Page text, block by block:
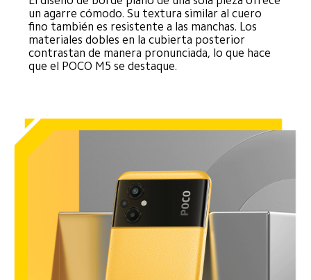
un agarre cómodo. Su textura similar al cuero
fino también es resistente a las manchas. Los
materiales dobles en la cubierta posterior
contrastan de manera pronunciada, lo que hace
que el POCO M5 se destaque.